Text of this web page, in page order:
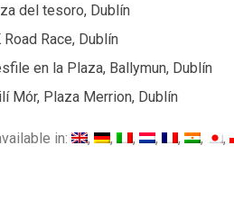
del tesoro, Dublín
Race, Dublín
en la Plaza, Ballymun, Dublín
Mór, Plaza Merrion, Dublín
in: